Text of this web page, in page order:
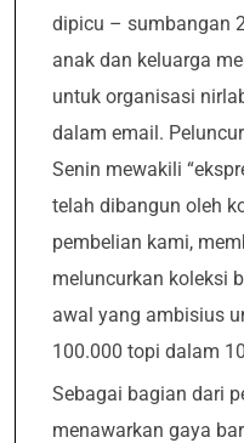
dipicu – sumbangan
anak dan keluarga
untuk organisasi
dalam email.
Senin mewakili
telah dibangun oleh
pembelian kami,
meluncurkan koleksi
awal yang ambisius
100.000 topi dalam
Sebagai bagian dari
menawarkan gaya